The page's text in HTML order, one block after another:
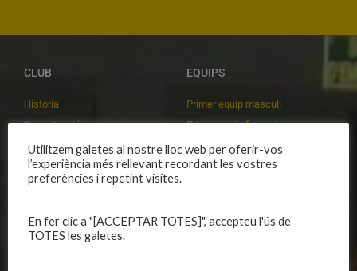
CLUB
Història
Organització
Publicacions
Avís legal
Política de privadesa
Privadesa a les xarxes
EQUIPS
Primer equip masculí
Primer equip femení
Equips masculins
Equips femenins
Patrocinadors
Utilitzem galetes al nostre lloc web per oferir-vos
l’experiència més rellevant recordant les vostres
preferències i repetint visites.
En fer clic a "[ACCEPTAR TOTES]", accepteu l'ús de
TOTES les galetes.